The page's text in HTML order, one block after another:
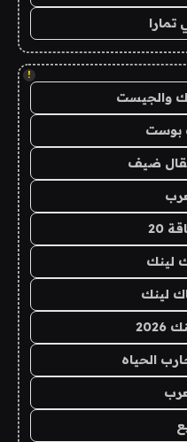
!
والجيست
بوست
20
لينك
لينك
الحياه